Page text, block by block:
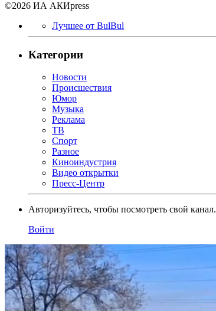
©2026 ИА АКИpress
Лучшее от BulBul
Категории
Новости
Происшествия
Юмор
Музыка
Реклама
ТВ
Спорт
Разное
Киноиндустрия
Видео открытки
Пресс-Центр
Авторизуйтесь, чтобы посмотреть свой канал.
Войти